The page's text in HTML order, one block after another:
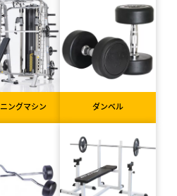
ングマシン ダンベル